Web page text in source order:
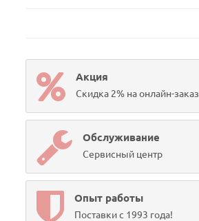
Акция
Скидка 2% на онлайн-заказ
Обслуживание
Сервисный центр
Опыт работы
Поставки с 1993 года!